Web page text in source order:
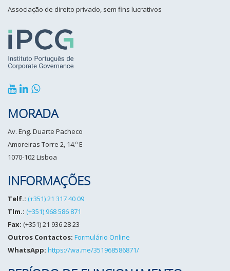
Associação de direito privado, sem fins lucrativos
MORADA
Av. Eng. Duarte Pacheco
Amoreiras Torre 2, 14.º E
1070-102 Lisboa
INFORMAÇÕES
Telf.: (+351) 21 317 40 09
Tlm.: (+351) 968 586 871
Fax: (+351) 21 936 28 23
Outros Contactos: Formulário Online
WhatsApp: https://wa.me/351968586871/